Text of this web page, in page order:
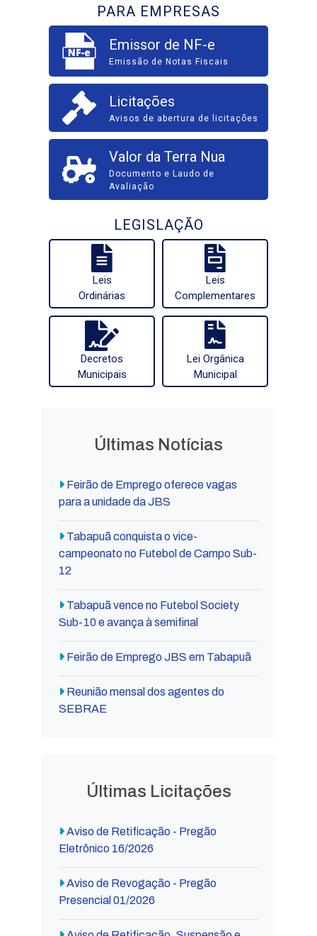
PARA EMPRESAS
Emissor de NF-e
Emissão de Notas Fiscais
Licitações
Avisos de abertura de licitações
Valor da Terra Nua
Documento e Laudo de
Avaliação
LEGISLAÇÃO
Leis
Ordinárias
Leis
Complementares
Decretos
Municipais
Lei Orgânica
Municipal
Últimas Notícias
Feirão de Emprego oferece vagas
para a unidade da JBS
Tabapuã conquista o vice-
campeonato no Futebol de Campo Sub-
12
Tabapuã vence no Futebol Society
Sub-10 e avança à semifinal
Feirão de Emprego JBS em Tabapuã
Reunião mensal dos agentes do
SEBRAE
Últimas Licitações
Aviso de Retificação - Pregão
Eletrônico 16/2026
Aviso de Revogação - Pregão
Presencial 01/2026